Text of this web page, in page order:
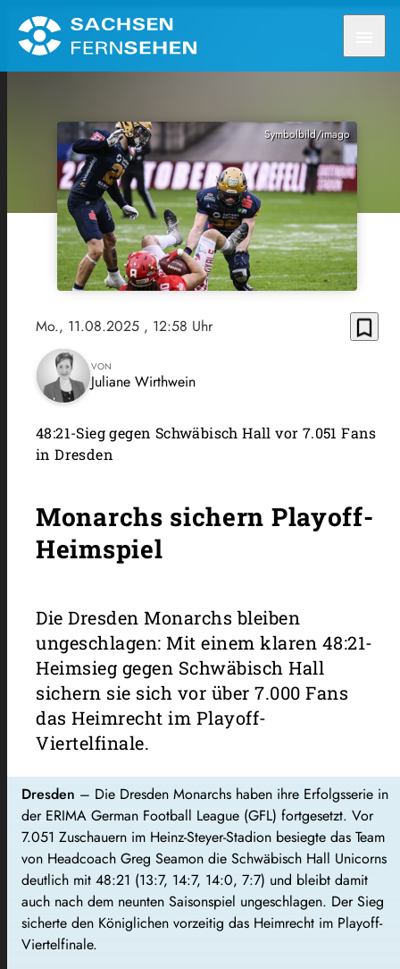
Symbolbild/imago
Mo., 11.08.2025 , 12:58 Uhr bookmark_border
VON
Juliane Wirthwein
48:21-Sieg gegen Schwäbisch Hall vor 7.051 Fans
in Dresden
Monarchs sichern Playoff-
Heimspiel
Die Dresden Monarchs bleiben
ungeschlagen: Mit einem klaren 48:21-
Heimsieg gegen Schwäbisch Hall
sichern sie sich vor über 7.000 Fans
das Heimrecht im Playoff-
Viertelfinale.
Dresden – Die Dresden Monarchs haben ihre Erfolgsserie in
der ERIMA German Football League (GFL) fortgesetzt. Vor
7.051 Zuschauern im Heinz-Steyer-Stadion besiegte das Team
von Headcoach Greg Seamon die Schwäbisch Hall Unicorns
deutlich mit 48:21 (13:7, 14:7, 14:0, 7:7) und bleibt damit
auch nach dem neunten Saisonspiel ungeschlagen. Der Sieg
sicherte den Königlichen vorzeitig das Heimrecht im Playoff-
Viertelfinale.